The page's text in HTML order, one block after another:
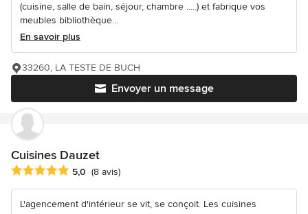
(cuisine, salle de bain, séjour, chambre .....) et fabrique vos
meubles bibliothèque...
En savoir plus
Envoyer un message
33260, LA TESTE DE BUCH
Cuisines Dauzet
Note moyenne : 5 étoiles sur 5
5,0 (8 avis)
L'agencement d'intérieur se vit, se conçoit. Les cuisines